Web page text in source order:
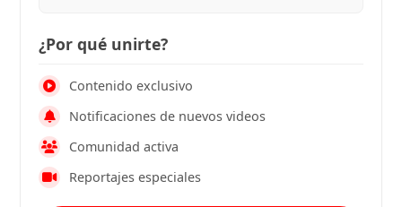
¿Por qué unirte?
Contenido exclusivo
Notificaciones de nuevos videos
Comunidad activa
Reportajes especiales